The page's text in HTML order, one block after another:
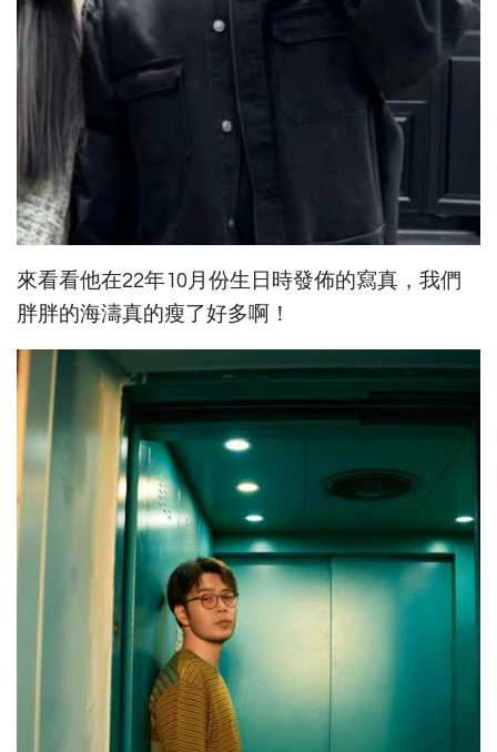
來看看他在22年10月份生日時發佈的寫真，我們
胖胖的海濤真的瘦了好多啊！